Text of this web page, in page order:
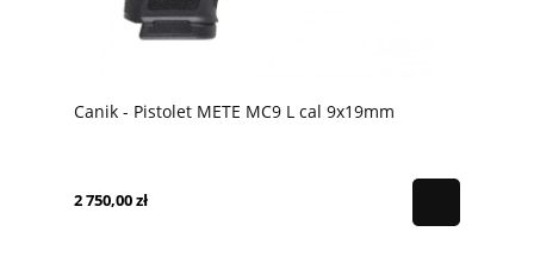
Canik - Pistolet METE MC9 L cal 9x19mm
2 750,00 zł